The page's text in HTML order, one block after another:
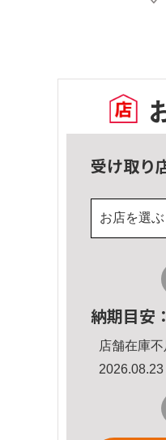
受け取り
お店を選ぶ
納期目安：
店舗在庫
2026.08.23